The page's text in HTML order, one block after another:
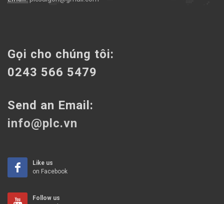
Gọi cho chúng tôi:
0243 566 5479
Send an Email:
info@plc.vn
Like us
on Facebook
Follow us